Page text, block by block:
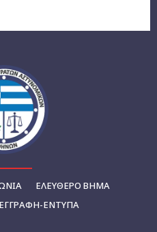
ΕΛΕΥΘΕΡΟ ΒΗΜΑ
ΕΓΓΡΑΦΉ-ΈΝΤΥΠΑ